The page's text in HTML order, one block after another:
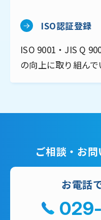
ISO認証登録
ISO 9001・JIS Q
の向上に取り組んで
ご相談・お
お電話